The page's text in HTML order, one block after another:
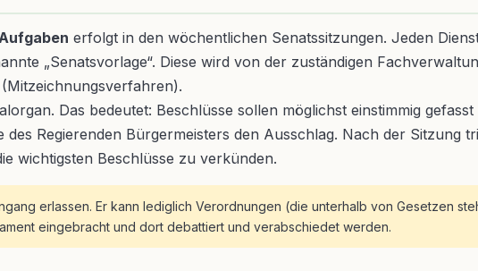
erfolgt in den wöchentlichen Senatssitzungen. Jeden
„Senatsvorlage“. Diese wird von der zuständigen
Das bedeutet: Beschlüsse sollen möglichst einstimmig
des Regierenden Bürgermeisters den Ausschlag. Nach der Sitzung
wichtigsten Beschlüsse zu verkünden.
erlassen. Er kann lediglich Verordnungen (die unterhalb von Gesetzen
eingebracht und dort debattiert und verabschiedet werden.